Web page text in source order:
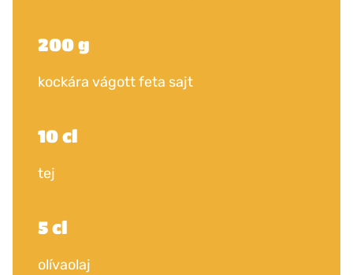
200 g
kockára vágott feta sajt
10 cl
tej
5 cl
olívaolaj